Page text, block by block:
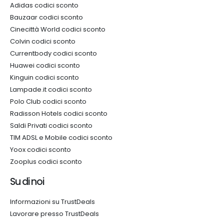
Adidas codici sconto
Bauzaar codici sconto
Cinecittà World codici sconto
Colvin codici sconto
Currentbody codici sconto
Huawei codici sconto
Kinguin codici sconto
Lampade.it codici sconto
Polo Club codici sconto
Radisson Hotels codici sconto
Saldi Privati codici sconto
TIM ADSL e Mobile codici sconto
Yoox codici sconto
Zooplus codici sconto
Su di noi
Informazioni su TrustDeals
Lavorare presso TrustDeals